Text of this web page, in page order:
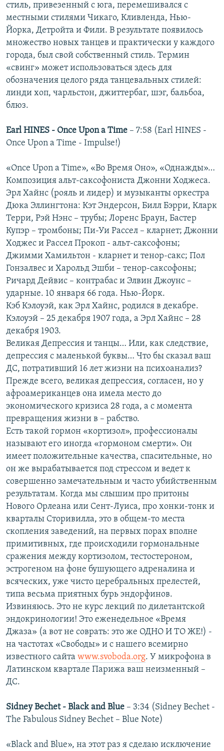
стиль, привезенный с юга, перемешивался с
местными стилями Чикаго, Кливленда, Нью-
Йорка, Детройта и Фили. В результате появилось
множество новых танцев и практически у каждого
города, был свой собственный стиль. Термин
«свинг» может использоваться здесь для
обозначения целого ряда танцевальных стилей:
линди хоп, чарльстон, джиттербаг, шэг, бальбоа,
блюз.
Earl HINES - Once Upon a Time – 7:58 (Earl HINES -
Once Upon a Time - Impulse!)
«Once Upon a Time», «Во Время Оно», «Однажды»…
Композиция альт-саксофониста Джонни Ходжеса.
Эрл Хайнс (рояль и лидер) и музыканты оркестра
Дюка Эллингтона: Кэт Эндерсон, Билл Бэрри, Кларк
Терри, Рэй Нэнс – трубы; Лоренс Браун, Бастер
Купэр – тромбоны; Пи-Уи Рассел – кларнет; Джонни
Ходжес и Рассел Прокоп - альт-саксофоны;
Джимми Хамильтон - кларнет и тенор-сакс; Пол
Гонзалвес и Харольд Эшби – тенор-саксофоны;
Ричард Дейвис – контрабас и Элвин Джоунс –
ударные. 10 января 66 года. Нью-Йорк.
Кэб Кэлоуэй, как Эрл Хайнс, родился в декабре.
Кэлоуэй – 25 декабря 1907 года, а Эрл Хайнс – 28
декабря 1903.
Великая Депрессия и танцы… Или, как следствие,
депрессия с маленькой буквы… Что бы сказал ваш
ДС, потративший 16 лет жизни на психоанализ?
Прежде всего, великая депрессия, согласен, но у
афроамериканцев она имела место до
экономического кризиса 28 года, а с момента
превращения жизни в – рабство.
Есть такой гормон «кортизол», профессионалы
называют его иногда «гормоном смерти». Он
имеет положительные качества, спасительные, но
он же вырабатывается под стрессом и ведет к
совершенно замечательным и часто убийственным
результатам. Когда мы слышим про притоны
Нового Орлеана или Сент-Луиса, про хонки-тонк и
кварталы Сторивилла, это в общем-то места
скопления заведений, на первых порах вполне
примитивных, где происходили гормональные
сражения между кортизолом, тестостероном,
эстрогеном на фоне бушующего адреналина и
всяческих, уже чисто церебральных прелестей,
типа весьма приятных бурь эндорфинов.
Извиняюсь. Это не курс лекций по дилетантской
эндокринологии! Это еженедельное «Время
Джаза» (а вот не соврать: это же ОДНО И ТО ЖЕ!) -
на частотах «Свободы» и с нашего всемирно
известного сайта www.svoboda.org. У микрофона в
Латинском квартале Парижа ваш неизменный –
ДС.
SidneyBechet - Blackand Blue – 3:34 (Sidney Bechet -
The Fabulous Sidney Bechet – Blue Note)
«Black and Blue», на этот раз я сделаю исключение